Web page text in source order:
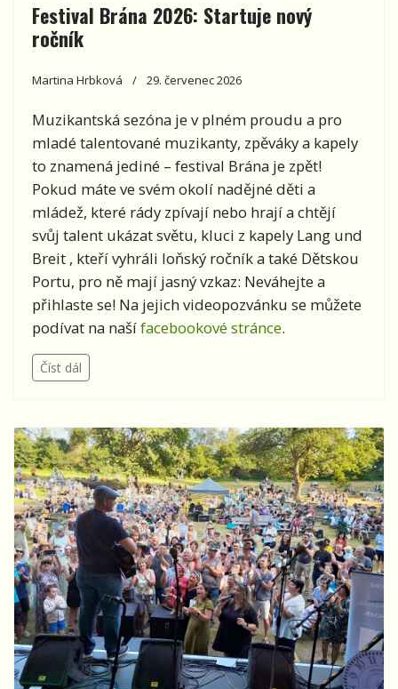
Festival Brána 2026: Startuje nový
ročník
Martina Hrbková 29. červenec 2026
Muzikantská sezóna je v plném proudu a pro
mladé talentované muzikanty, zpěváky a kapely
to znamená jediné – festival Brána je zpět!
Pokud máte ve svém okolí nadějné děti a
mládež, které rády zpívají nebo hrají a chtějí
svůj talent ukázat světu, kluci z kapely Lang und
Breit , kteří vyhráli loňský ročník a také Dětskou
Portu, pro ně mají jasný vzkaz: Neváhejte a
přihlaste se! Na jejich videopozvánku se můžete
podívat na našífacebookové stránce.
Číst dál